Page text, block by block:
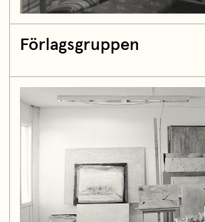
Förlagsgruppen